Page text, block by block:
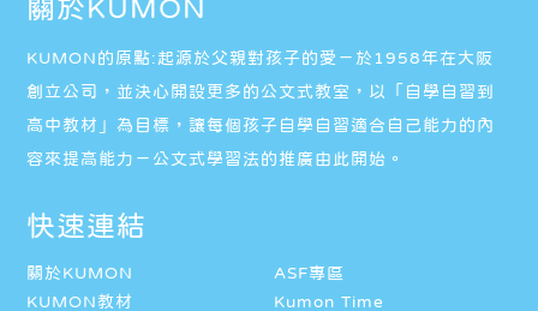
關於KUMON
KUMON的原點:起源於父親對孩子的愛－於1958年在大阪
創立公司，並決心開設更多的公文式教室，以「自學自習到
高中教材」為目標，讓每個孩子自學自習適合自己能力的內
容來提高能力－公文式學習法的推廣由此開始。
快速連結
關於KUMON
ASF專區
KUMON教材
Kumon Time